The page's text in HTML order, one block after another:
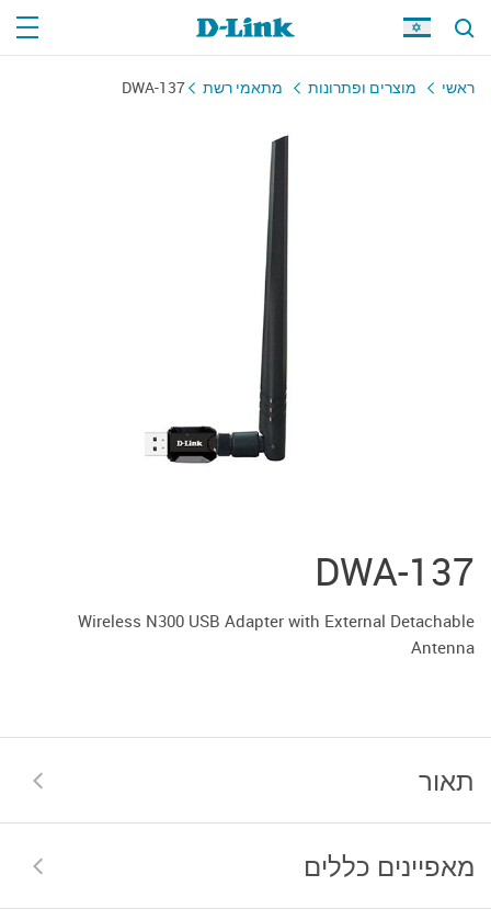
ראשי מוצרים ופתרונות מתאמי רשת DWA-137
DWA-137
Wireless N300 USB Adapter with External Detachable
Antenna
תאור
מאפיינים כללים